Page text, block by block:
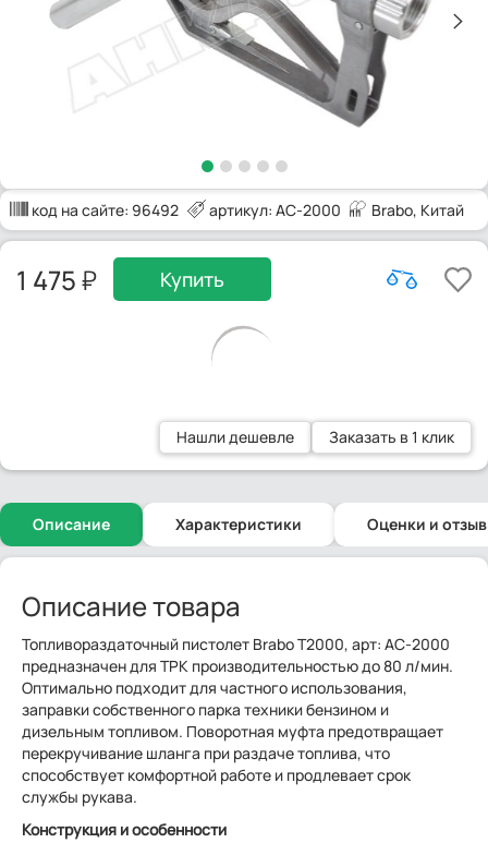
код на сайте: 96492 артикул: AC-2000 Brabo, Китай
1 475 Купить
Нашли дешевле Заказать в 1 клик
Описание Характеристики Оценки и
Описание товара
Топливораздаточный пистолет Brabo T2000, арт: AC-2000
предназначен для ТРК производительностью до 80 л/мин.
Оптимально подходит для частного использования,
заправки собственного парка техники бензином и
дизельным топливом. Поворотная муфта предотвращает
перекручивание шланга при раздаче топлива, что
способствует комфортной работе и продлевает срок
службы рукава.
Конструкция и особенности